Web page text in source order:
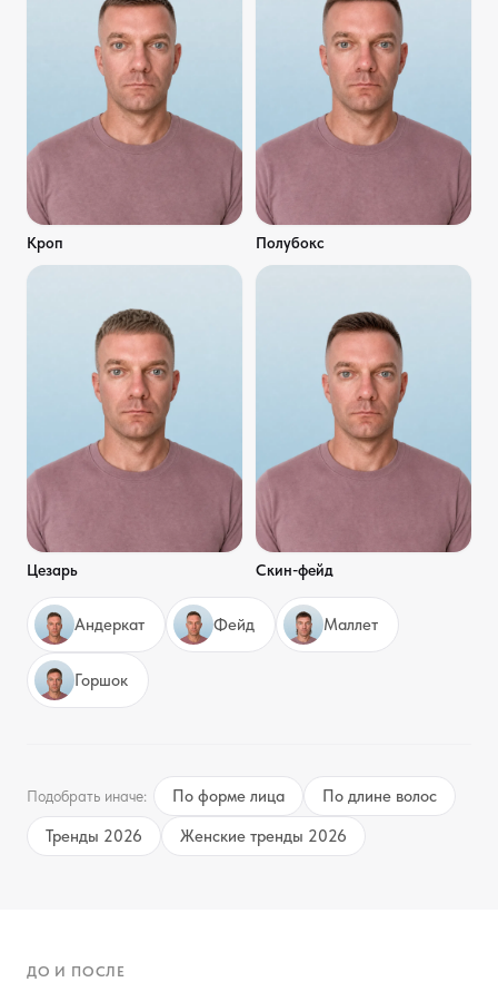
Кроп Полубокс
Цезарь Скин-фейд
Андеркат Фейд Маллет
Горшок
Подобрать иначе: По форме лица
По длине волос
Тренды 2026
Женские тренды 2026
ДО И ПОСЛЕ